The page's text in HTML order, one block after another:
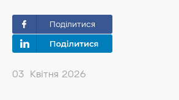
Поділитися
03 Квітня 2026